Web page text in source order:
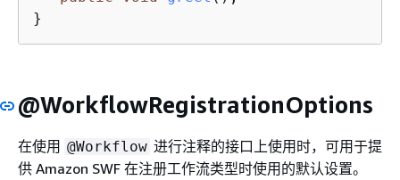
}
@WorkflowRegistrationOptions
在使用 @Workflow 进行注释的接口上使用时，可用于提
供 Amazon SWF 在注册工作流类型时使用的默认设置。